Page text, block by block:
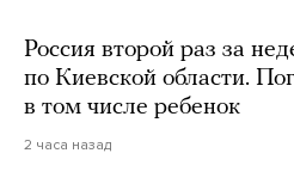
Россия второй раз за
по Киевской области.
в том числе ребенок
2 часа назад